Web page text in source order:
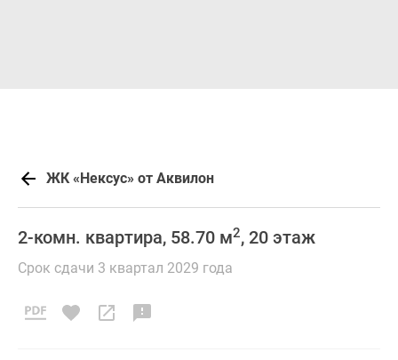
ЖК «Нексус» от Аквилон
2-комн. квартира, 58.70 м2, 20 этаж
Срок сдачи 3 квартал 2029 года